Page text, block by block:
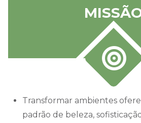
Transformar ambientes oferecendo o mais alto
padrão de beleza,